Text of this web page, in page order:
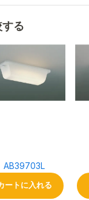
る
AB39703L
ートに入れる